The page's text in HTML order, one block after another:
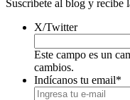
Suscríbete al blog y recibe
X/Twitter
Este campo es un
cambios.
Indícanos tu email*